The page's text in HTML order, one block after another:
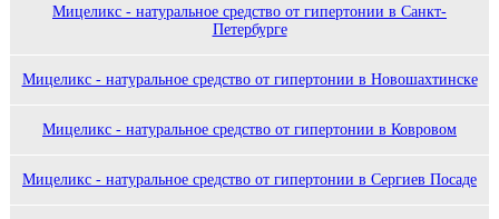
Мицеликс - натуральное средство от гипертонии в Санкт-
Петербурге
Мицеликс - натуральное средство от гипертонии в Новошахтинске
Мицеликс - натуральное средство от гипертонии в Ковровом
Мицеликс - натуральное средство от гипертонии в Сергиев Посаде